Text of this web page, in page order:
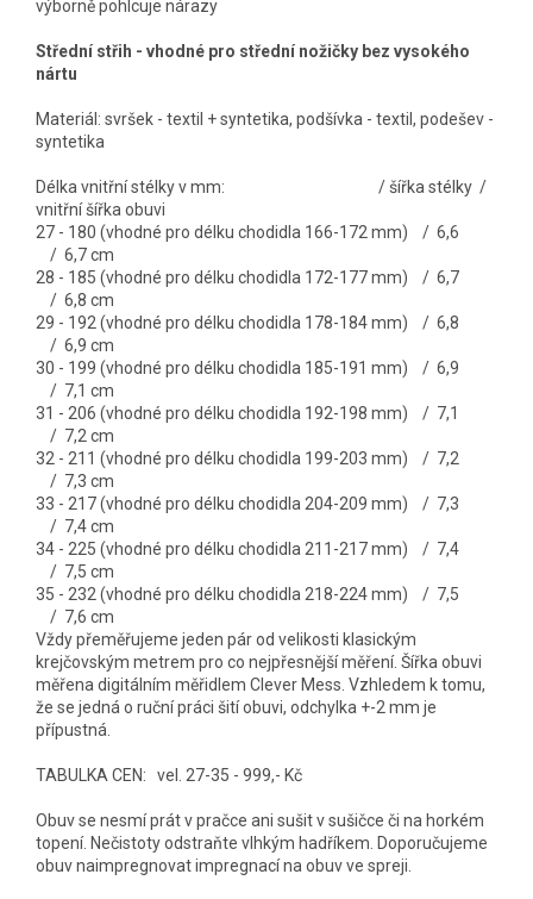
výborně pohlcuje nárazy
Střední střih - vhodné pro střední nožičky bez vysokého
nártu
Materiál: svršek - textil + syntetika, podšívka - textil, podešev -
syntetika
Délka vnitřní stélky v mm: / šířka stélky /
vnitřní šířka obuvi
27 - 180 (vhodné pro délku chodidla 166-172 mm) / 6,6
/ 6,7 cm
28 - 185 (vhodné pro délku chodidla 172-177 mm) / 6,7
/ 6,8 cm
29 - 192 (vhodné pro délku chodidla 178-184 mm) / 6,8
/ 6,9 cm
30 - 199 (vhodné pro délku chodidla 185-191 mm) / 6,9
/ 7,1 cm
31 - 206 (vhodné pro délku chodidla 192-198 mm) / 7,1
/ 7,2 cm
32 - 211 (vhodné pro délku chodidla 199-203 mm) / 7,2
/ 7,3 cm
33 - 217 (vhodné pro délku chodidla 204-209 mm) / 7,3
/ 7,4 cm
34 - 225 (vhodné pro délku chodidla 211-217 mm) / 7,4
/ 7,5 cm
35 - 232 (vhodné pro délku chodidla 218-224 mm) / 7,5
/ 7,6 cm
Vždy přeměřujeme jeden pár od velikosti klasickým
krejčovským metrem pro co nejpřesnější měření. Šířka obuvi
měřena digitálním měřidlem Clever Mess. Vzhledem k tomu,
že se jedná o ruční práci šití obuvi, odchylka +-2 mm je
přípustná.
TABULKA CEN: vel. 27-35 - 999,- Kč
Obuv se nesmí prát v pračce ani sušit v sušičce či na horkém
topení. Nečistoty odstraňte vlhkým hadříkem. Doporučujeme
obuv naimpregnovat impregnací na obuv ve spreji.